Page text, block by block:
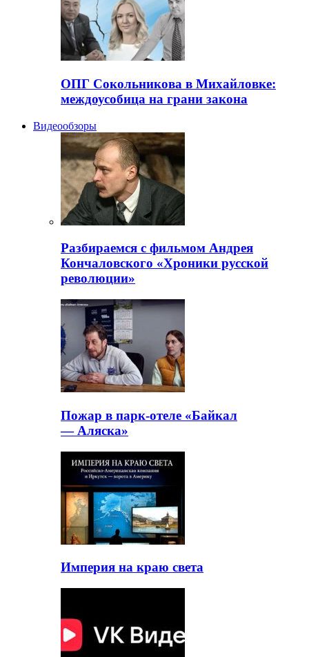
ОПГ Сокольникова в Михайловке:
междоусобица на грани закона
Видеообзоры
Разбираемся с фильмом Андрея
Кончаловского «Хроники русской
революции»
Пожар в парк-отеле «Байкал
— Аляска»
Империя на краю света